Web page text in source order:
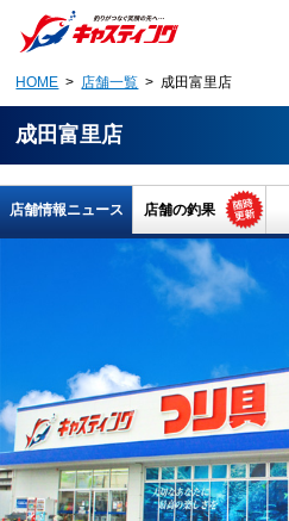
HOME > 店舗一覧 > 成田富里店
成田富里店
店舗情報ニュース 店舗の釣果